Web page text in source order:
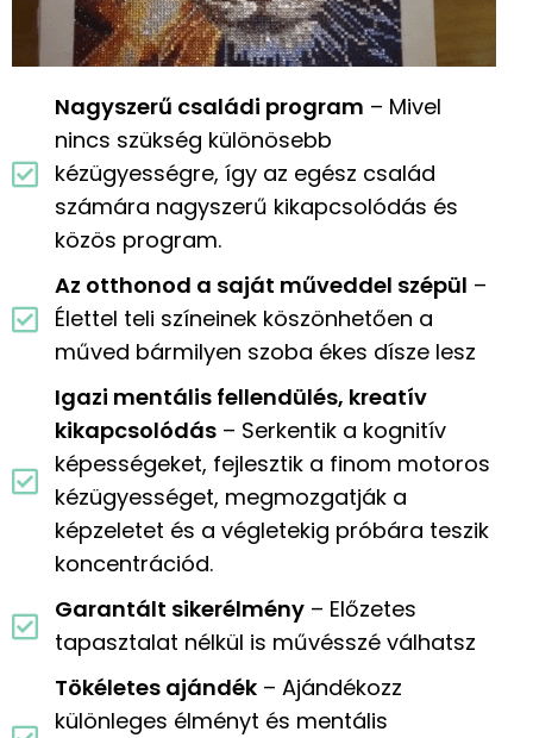
Nagyszerű családi program – Mivel
nincs szükség különösebb
kézügyességre, így az egész család
számára nagyszerű kikapcsolódás és
közös program.
Az otthonod a saját műveddel szépül –
Élettel teli színeinek köszönhetően a
műved bármilyen szoba ékes dísze lesz
Igazi mentális fellendülés, kreatív
kikapcsolódás – Serkentik a kognitív
képességeket, fejlesztik a finom motoros
kézügyességet, megmozgatják a
képzeletet és a végletekig próbára teszik
koncentrációd.
Garantált sikerélmény – Előzetes
tapasztalat nélkül is művésszé válhatsz
Tökéletes ajándék – Ajándékozz
különleges élményt és mentális